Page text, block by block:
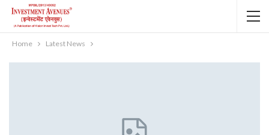
Home Latest News